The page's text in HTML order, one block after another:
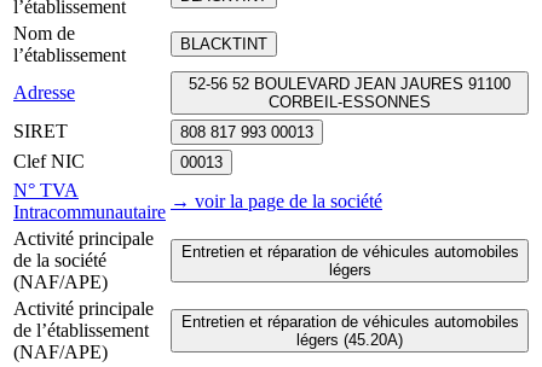
l’établissement
Nom de
l’établissement
BLACKTINT
Adresse
52-56 52 BOULEVARD JEAN JAURES 91100
CORBEIL-ESSONNES
SIRET 808 817 993 00013
Clef NIC 00013
N° TVA
Intracommunautaire
→ voir la page de la société
Activité principale
de la société
(NAF/APE)
Entretien et réparation de véhicules automobiles
légers
Activité principale
de l’établissement
(NAF/APE)
Entretien et réparation de véhicules automobiles
légers (45.20A)